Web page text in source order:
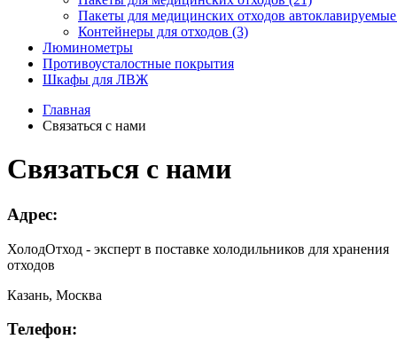
Пакеты для медицинских отходов
Контейнеры для отходов (3)
Люминометры
Противоусталостные покрытия
Шкафы для ЛВЖ
Главная
Связаться с нами
Связаться с нами
Адрес:
ХолодОтход - эксперт в поставке холодильников для хранения
отходов
Казань, Москва
Телефон: